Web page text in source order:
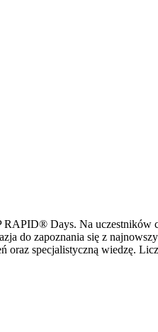
Days. Na uczestników
do zapoznania się z
oraz specjalistyczną wiedzę.